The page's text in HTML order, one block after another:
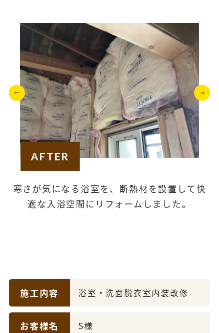
寒さが気になる浴室を、断熱材を設置して快
適な入浴空間にリフォームしました。
AFTER
施工内容 浴室・洗面脱衣室内装改修
お客様名 S様